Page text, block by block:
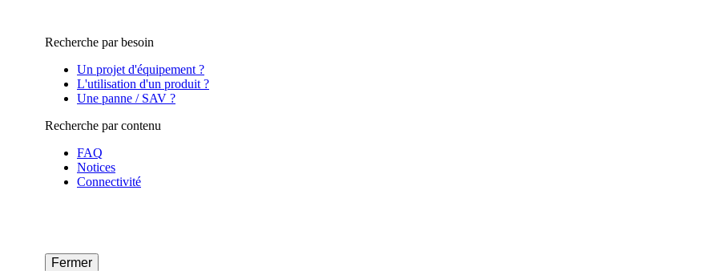
Recherche par besoin
Un projet d'équipement ?
L'utilisation d'un produit ?
Une panne / SAV ?
Recherche par contenu
FAQ
Notices
Connectivité
Fermer